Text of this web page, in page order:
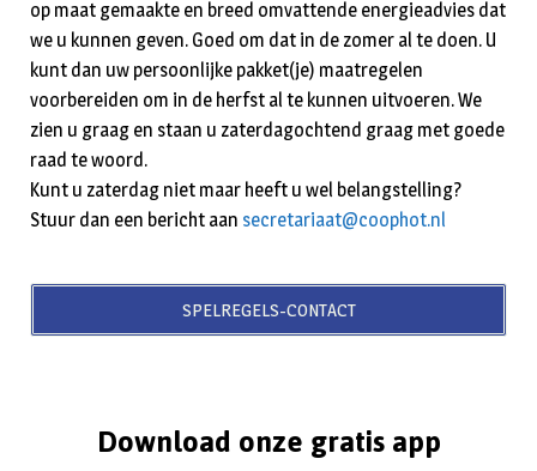
op maat gemaakte en breed omvattende energieadvies dat
we u kunnen geven. Goed om dat in de zomer al te doen. U
kunt dan uw persoonlijke pakket(je) maatregelen
voorbereiden om in de herfst al te kunnen uitvoeren. We
zien u graag en staan u zaterdagochtend graag met goede
raad te woord.
Kunt u zaterdag niet maar heeft u wel belangstelling?
Stuur dan een bericht aan secretariaat@coophot.nl
SPELREGELS-CONTACT
Download onze gratis app